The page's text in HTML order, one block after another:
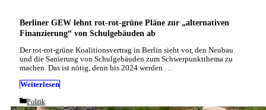
Berliner GEW lehnt rot-rot-grüne Pläne zur „alternativen
Finanzierung“ von Schulgebäuden ab
Der rot-rot-grüne Koalitionsvertrag in Berlin sieht vor, den Neubau
und die Sanierung von Schulgebäuden zum Schwerpunktthema zu
machen. Das ist nötig, denn bis 2024 werden …
Weiterlesen
Categories
Politik